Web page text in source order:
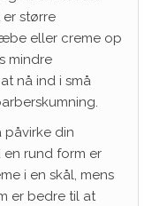
er større
eller creme op
mindre
nå ind i små
påvirke din
en rund form er
i en skål, mens
er bedre til at